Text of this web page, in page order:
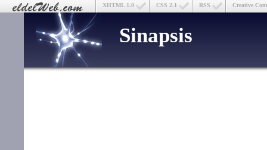
Creative
RSS
CSS 2.1
XHTML 1.0
Sinapsis